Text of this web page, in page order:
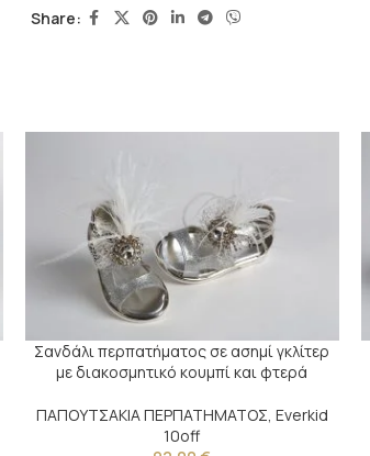
Share:
Σανδάλι περπατήματος σε ασημί γκλίτερ
με διακοσμητικό κουμπί και φτερά
ΠΑΠΟΥΤΣΑΚΙΑ ΠΕΡΠΑΤΗΜΑΤΟΣ, Everkid
10off